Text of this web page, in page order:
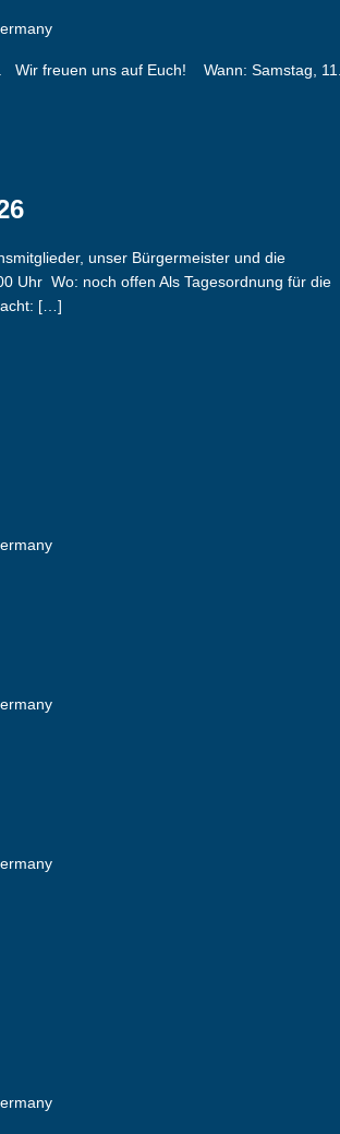
Wir freuen uns auf Euch! Wann: Samstag, 11.
unser Bürgermeister und die
Uhr Wo: noch offen Als Tagesordnung für die
[…]